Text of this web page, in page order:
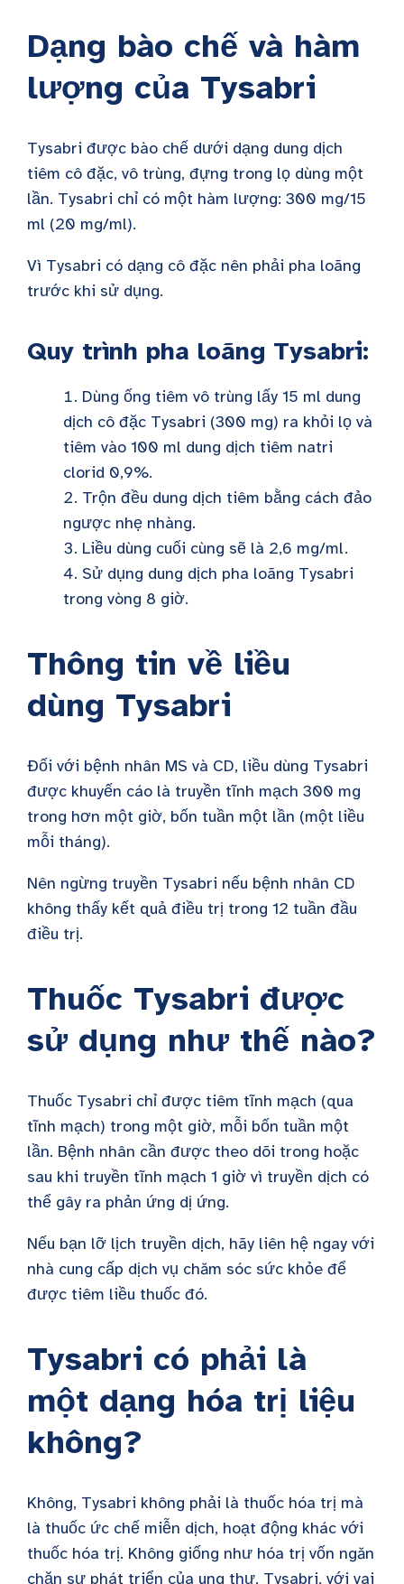
Dạng bào chế và hàm
lượng của Tysabri
Tysabri được bào chế dưới dạng dung dịch
tiêm cô đặc, vô trùng, đựng trong lọ dùng một
lần. Tysabri chỉ có một hàm lượng: 300 mg/15
ml (20 mg/ml).
Vì Tysabri có dạng cô đặc nên phải pha loãng
trước khi sử dụng.
Quy trình pha loãng Tysabri:
Dùng ống tiêm vô trùng lấy 15 ml dung
dịch cô đặc Tysabri (300 mg) ra khỏi lọ và
tiêm vào 100 ml dung dịch tiêm natri
clorid 0,9%.
Trộn đều dung dịch tiêm bằng cách đảo
ngược nhẹ nhàng.
Liều dùng cuối cùng sẽ là 2,6 mg/ml.
Sử dụng dung dịch pha loãng Tysabri
trong vòng 8 giờ.
Thông tin về liều
dùng Tysabri
Đối với bệnh nhân MS và CD, liều dùng Tysabri
được khuyến cáo là truyền tĩnh mạch 300 mg
trong hơn một giờ, bốn tuần một lần (một liều
mỗi tháng).
Nên ngừng truyền Tysabri nếu bệnh nhân CD
không thấy kết quả điều trị trong 12 tuần đầu
điều trị.
Thuốc Tysabri được
sử dụng như thế nào?
Thuốc Tysabri chỉ được tiêm tĩnh mạch (qua
tĩnh mạch) trong một giờ, mỗi bốn tuần một
lần. Bệnh nhân cần được theo dõi trong hoặc
sau khi truyền tĩnh mạch 1 giờ vì truyền dịch có
thể gây ra phản ứng dị ứng.
Nếu bạn lỡ lịch truyền dịch, hãy liên hệ ngay với
nhà cung cấp dịch vụ chăm sóc sức khỏe để
được tiêm liều thuốc đó.
Tysabri có phải là
một dạng hóa trị liệu
không?
Không, Tysabri không phải là thuốc hóa trị mà
là thuốc ức chế miễn dịch, hoạt động khác với
thuốc hóa trị. Không giống như hóa trị vốn ngăn
chặn sự phát triển của ung thư, Tysabri, với vai